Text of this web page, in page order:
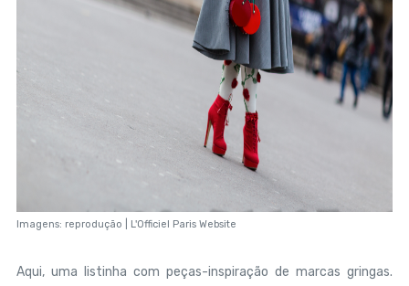
Imagens: reprodução | L'Officiel Paris Website
Aqui, uma listinha com peças-inspiração de marcas gringas.